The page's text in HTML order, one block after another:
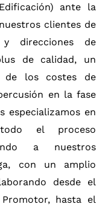
ante la
clientes de
direcciones de
de calidad, un
de los costes de
en la fase
especializamos en
el proceso
a nuestros
con un amplio
desde el
hasta el